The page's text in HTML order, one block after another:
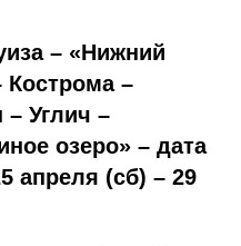
– «Нижний
Кострома –
Углич –
озеро» – дата
апреля (сб) – 29